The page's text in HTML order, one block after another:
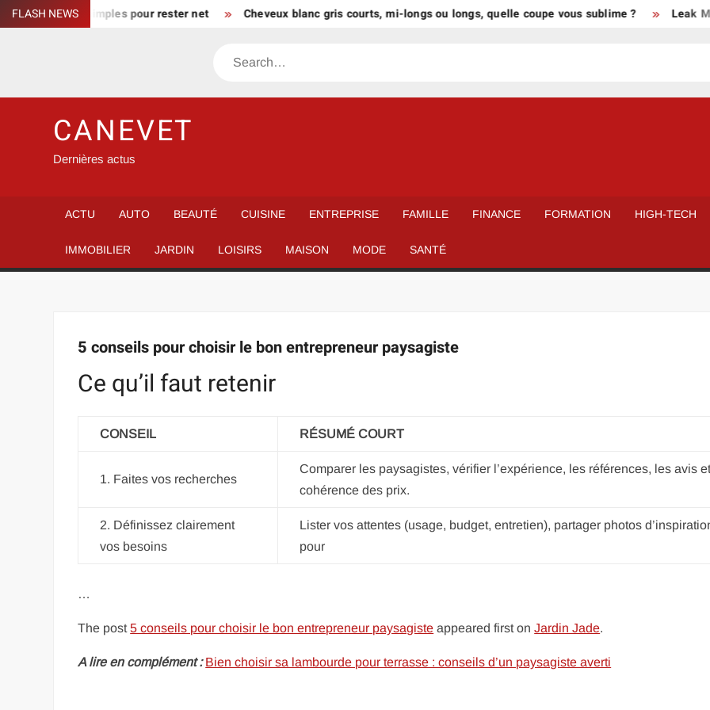
Skip
to
FLASH NEWS
: gestes simples pour rester net Cheveux blanc gris courts, mi-longs ou longs, quelle coupe vous sublime ? Leak
Search
CANEVET
Dernières actus
ACTU AUTO BEAUTÉ CUISINE ENTREPRISE FAMILLE FINANCE FORMATION HIGH-TECH
IMMOBILIER JARDIN LOISIRS MAISON MODE SANTÉ
5 conseils pour choisir le bon entrepreneur paysagiste
Ce qu’il faut retenir
CONSEIL RÉSUMÉ COURT
1. Faites vos recherches
Comparer les paysagistes, vérifier l’expérience, les références, les avis
cohérence des prix.
2. Définissez clairement
vos besoins
Lister vos attentes (usage, budget, entretien), partager photos
pour
…
The post5 conseils pour choisir le bon entrepreneur paysagiste appeared first onJardin Jade.
A lire en complément : Bien choisir sa lambourde pour terrasse : conseils d’un paysagiste averti